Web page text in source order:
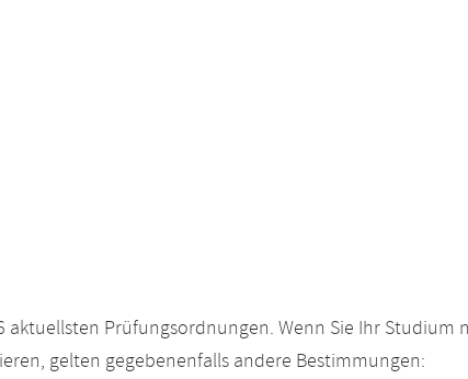
aktuellsten Prüfungsordnungen. Wenn Sie Ihr Studium
gelten gegebenenfalls andere Bestimmungen: